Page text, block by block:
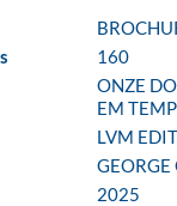
160
ONZE
EM
LVM
GEORGE
2025